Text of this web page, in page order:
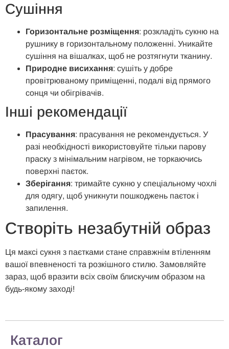
Сушіння
Горизонтальне розміщення: розкладіть сукню на
рушнику в горизонтальному положенні. Уникайте
сушіння на вішалках, щоб не розтягнути тканину.
Природне висихання: сушіть у добре
провітрюваному приміщенні, подалі від прямого
сонця чи обігрівачів.
Інші рекомендації
Прасування: прасування не рекомендується. У
разі необхідності використовуйте тільки парову
праску з мінімальним нагрівом, не торкаючись
поверхні паєток.
Зберігання: тримайте сукню у спеціальному чохлі
для одягу, щоб уникнути пошкоджень паєток і
запилення.
Створіть незабутній образ
Ця максі сукня з паєтками стане справжнім втіленням
вашої впевненості та розкішного стилю. Замовляйте
зараз, щоб вразити всіх своїм блискучим образом на
будь-якому заході!
Каталог